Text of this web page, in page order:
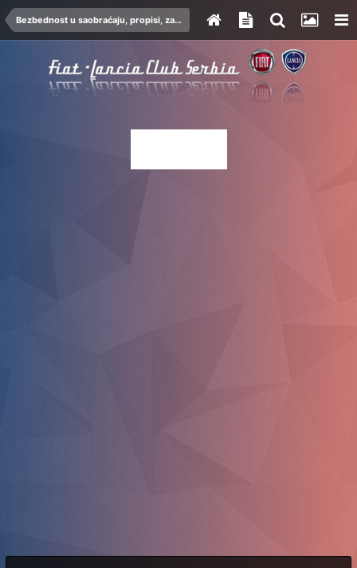
Bezbednost u saobraćaju, propisi, zakoni